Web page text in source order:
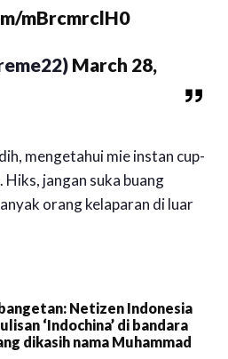
mBrcmrclH0
March 28,
mengetahui mie instan cup-
jangan suka buang
orang kelaparan di luar
Netizen Indonesia
‘Indochina’ di bandara
dikasih nama Muhammad